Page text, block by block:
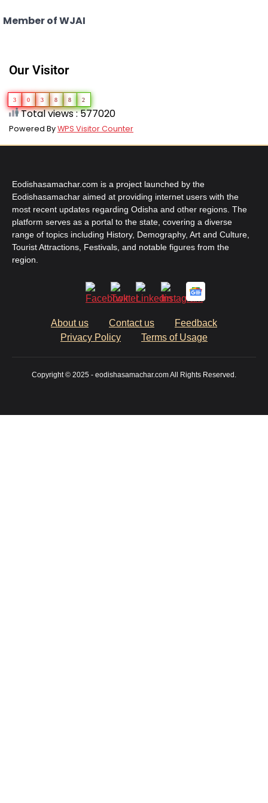
Member of WJAI
Our Visitor
3 0 3 8 8 2
Total views : 577020
Powered ByWPS Visitor Counter
Eodishasamachar.com is a project launched by the
Eodishasamachar aimed at providing internet users with the
most recent updates regarding Odisha and other regions. The
platform serves as a portal to the state, covering a diverse
range of topics including History, Demography, Art and Culture,
Tourist Attractions, Festivals, and notable figures from the
region.
About us Contact us
Feedback
Privacy Policy
Terms of Usage
Copyright © 2025 - eodishasamachar.com All Rights Reserved.